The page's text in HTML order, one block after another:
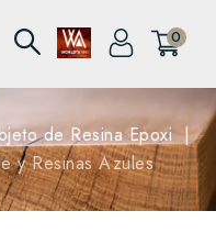
0
de Resina Epoxi
y Resinas Azules